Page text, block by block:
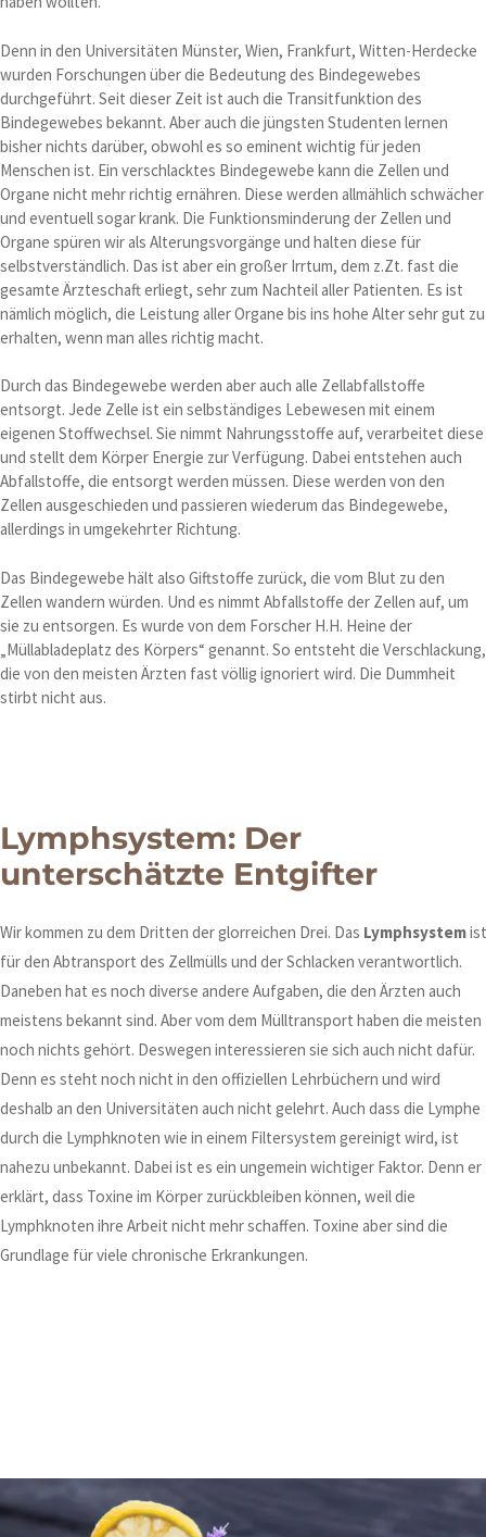
Denn in den Universitäten Münster, Wien, Frankfurt, Witten-Herdecke
wurden Forschungen über die Bedeutung des Bindegewebes
durchgeführt. Seit dieser Zeit ist auch die Transitfunktion des
Bindegewebes bekannt. Aber auch die jüngsten Studenten lernen
bisher nichts darüber, obwohl es so eminent wichtig für jeden
Menschen ist. Ein verschlacktes Bindegewebe kann die Zellen und
Organe nicht mehr richtig ernähren. Diese werden allmählich schwächer
und eventuell sogar krank. Die Funktionsminderung der Zellen und
Organe spüren wir als Alterungsvorgänge und halten diese für
selbstverständlich. Das ist aber ein großer Irrtum, dem z.Zt. fast die
gesamte Ärzteschaft erliegt, sehr zum Nachteil aller Patienten. Es ist
nämlich möglich, die Leistung aller Organe bis ins hohe Alter sehr gut zu
erhalten, wenn man alles richtig macht.
Durch das Bindegewebe werden aber auch alle Zellabfallstoffe
entsorgt. Jede Zelle ist ein selbständiges Lebewesen mit einem
eigenen Stoffwechsel. Sie nimmt Nahrungsstoffe auf, verarbeitet diese
und stellt dem Körper Energie zur Verfügung. Dabei entstehen auch
Abfallstoffe, die entsorgt werden müssen. Diese werden von den
Zellen ausgeschieden und passieren wiederum das Bindegewebe,
allerdings in umgekehrter Richtung.
Das Bindegewebe hält also Giftstoffe zurück, die vom Blut zu den
Zellen wandern würden. Und es nimmt Abfallstoffe der Zellen auf, um
sie zu entsorgen. Es wurde von dem Forscher H.H. Heine der
„Müllabladeplatz des Körpers“ genannt. So entsteht die Verschlackung,
die von den meisten Ärzten fast völlig ignoriert wird. Die Dummheit
stirbt nicht aus.
Lymphsystem: Der
unterschätzte Entgifter
Wir kommen zu dem Dritten der glorreichen Drei. Das Lymphsystemist
für den Abtransport des Zellmülls und der Schlacken verantwortlich.
Daneben hat es noch diverse andere Aufgaben, die den Ärzten auch
meistens bekannt sind. Aber vom dem Mülltransport haben die meisten
noch nichts gehört. Deswegen interessieren sie sich auch nicht dafür.
Denn es steht noch nicht in den offiziellen Lehrbüchern und wird
deshalb an den Universitäten auch nicht gelehrt. Auch dass die Lymphe
durch die Lymphknoten wie in einem Filtersystem gereinigt wird, ist
nahezu unbekannt. Dabei ist es ein ungemein wichtiger Faktor. Denn er
erklärt, dass Toxine im Körper zurückbleiben können, weil die
Lymphknoten ihre Arbeit nicht mehr schaffen. Toxine aber sind die
Grundlage für viele chronische Erkrankungen.